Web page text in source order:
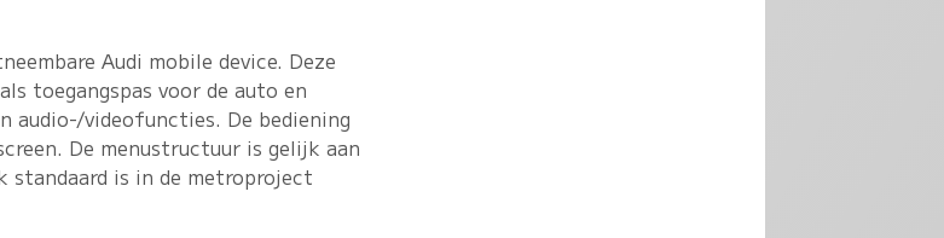
Audi mobile device. Deze
toegangspas voor de auto en
audio-/videofuncties. De bediening
De menustructuur is gelijk aan
standaard is in de metroproject